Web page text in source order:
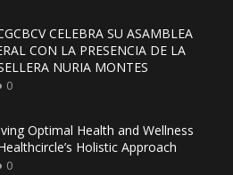
CELEBRA SU ASAMBLEA
CON LA PRESENCIA DE LA
NURIA MONTES
0
Optimal Health and Wellness
Holistic Approach
0